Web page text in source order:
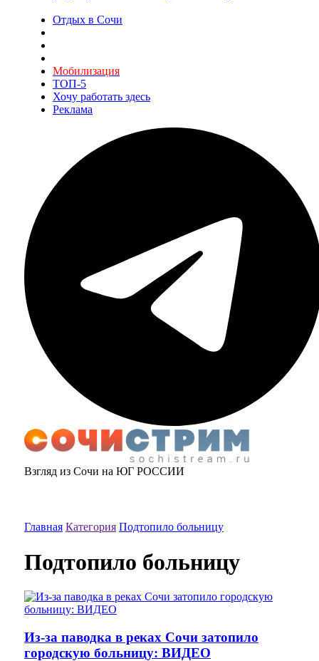
Отдых в Сочи
Мобилизация
ТОП-5
Хочу работать здесь
Реклама
Взгляд из Сочи на ЮГ РОССИИ
Главная Категория Подтопило больницу
Подтопило больницу
Из-за паводка в реках Сочи затопило
городскую больницу: ВИДЕО